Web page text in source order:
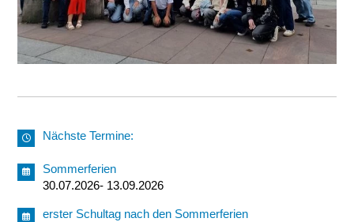
Nächste Termine:
Sommerferien
30.07.2026- 13.09.2026
erster Schultag nach den Sommerferien